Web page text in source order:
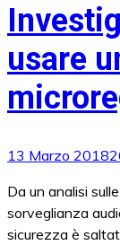
usare
13 Marzo 2018
Da un analisi
sorveglianza
sicurezza è